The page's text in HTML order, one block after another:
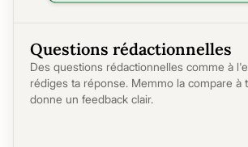
Questions rédactionnelles
Des questions rédactionnelles comme à
rédiges ta réponse. Memmo la compare à
donne un feedback clair.